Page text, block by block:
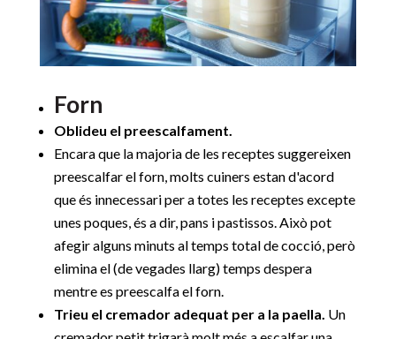
Forn
Oblideu el preescalfament.
Encara que la majoria de les receptes suggereixen
preescalfar el forn, molts cuiners estan d'acord
que és innecessari per a totes les receptes excepte
unes poques, és a dir, pans i pastissos. Això pot
afegir alguns minuts al temps total de cocció, però
elimina el (de vegades llarg) temps despera
mentre es preescalfa el forn.
Trieu el cremador adequat per a la paella. Un